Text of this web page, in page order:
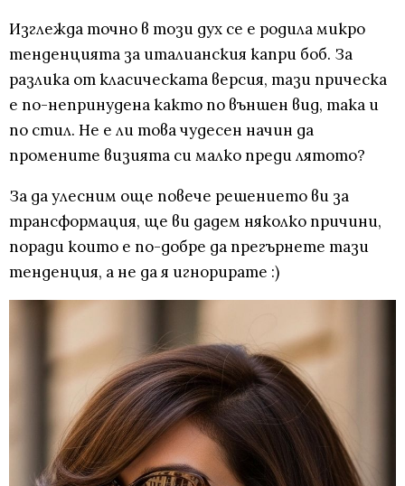
Изглежда точно в този дух се е родила микро
тенденцията за италианския капри боб. За
разлика от класическата версия, тази прическа
е по-непринудена както по външен вид, така и
по стил. Не е ли това чудесен начин да
промените визията си малко преди лятото?
За да улесним още повече решението ви за
трансформация, ще ви дадем няколко причини,
поради които е по-добре да прегърнете тази
тенденция, а не да я игнорирате :)